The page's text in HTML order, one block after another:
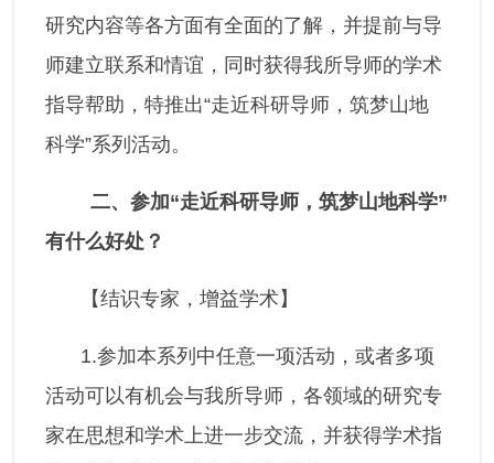
研究内容等各方面有全面的了解，并提前与导
师建立联系和情谊，同时获得我所导师的学术
指导帮助，特推出“走近科研导师，筑梦山地
科学”系列活动。
二、参加“走近科研导师，筑梦山地科学”
有什么好处？
【结识专家，增益学术】
1.参加本系列中任意一项活动，或者多项
活动可以有机会与我所导师，各领域的研究专
家在思想和学术上进一步交流，并获得学术指